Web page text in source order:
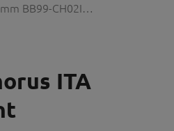
BB99-CH02I…
ITA